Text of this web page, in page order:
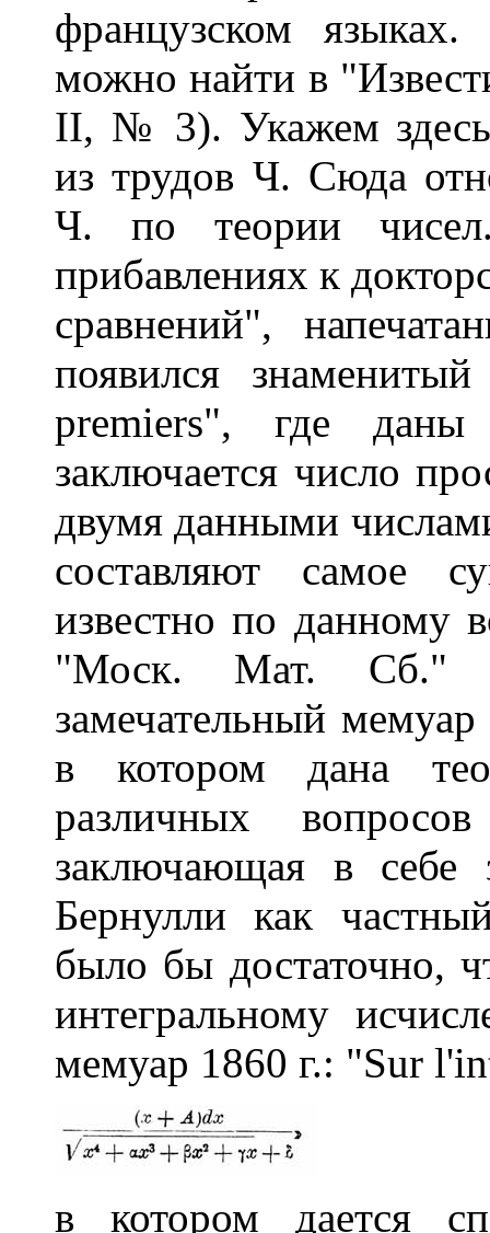
французском
можно найти в
II, № 3). Укажем здесь
из трудов Ч. Сюда
Ч. по теории
прибавлениях к
сравнений",
появился
premiers", где
заключается число
двумя данными
составляют самое
известно по данному
"Моск. Мат. Сб."
замечательный
в котором дана
различных
заключающая в себе
Бернулли как
было бы достаточно,
интегральному
мемуар 1860 г.: "Sur
в котором дается